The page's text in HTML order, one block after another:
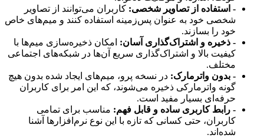
- استفاده از تصاویر شخصی: کاربران می‌توانند از تصاویر
شخصی خود به عنوان پس‌زمینه استفاده کنند و میم‌های خاص
خود را بسازند.
- ذخیره و اشتراک‌گذاری آسان: امکان ذخیره‌سازی میم‌ها با
کیفیت بالا و اشتراک‌گذاری سریع آن‌ها در شبکه‌های اجتماعی
مختلف.
- بدون واترمارک: در نسخه پرو، میم‌های ایجاد شده بدون هیچ
گونه واترمارکی ذخیره می‌شوند، که این امر برای کاربران
حرفه‌ای بسیار مفید است.
- رابط کاربری ساده و قابل فهم: مناسب برای تمامی
کاربران، حتی کسانی که تازه با این نوع نرم‌افزارها آشنا
شده‌اند.